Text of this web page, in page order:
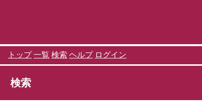
トップ 一覧 検索 ヘルプ ログイン
検索